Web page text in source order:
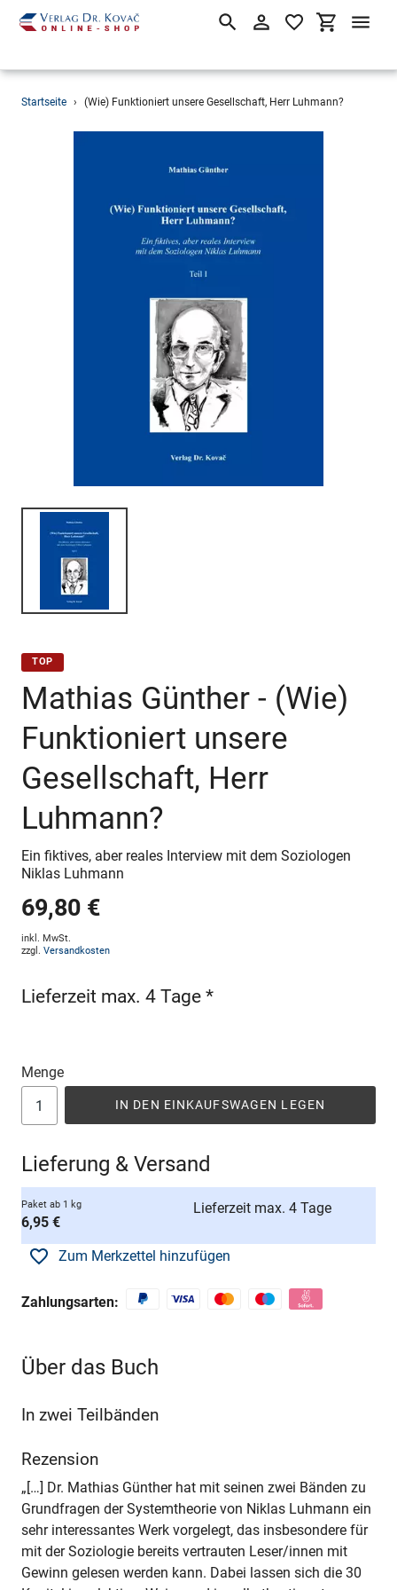
Direkt
SuchenEinloggen
Startseite › (Wie) Funktioniert unsere Gesellschaft, Herr Luhmann?
TOP
Mathias Günther - (Wie)
Funktioniert unsere
Gesellschaft, Herr
Luhmann?
Ein fiktives, aber reales Interview mit dem Soziologen
Niklas Luhmann
69,80 €
inkl. MwSt.
zzgl. Versandkosten
Lieferzeit max. 4 Tage *
Menge
IN DEN EINKAUFSWAGEN LEGEN
Lieferung & Versand
Paket ab 1 kg
6,95 €
Lieferzeit max. 4 Tage
Zum Merkzettel hinzufügen
Zahlungsarten:
Über das Buch
In zwei Teilbänden
Rezension
„[…] Dr. Mathias Günther hat mit seinen zwei Bänden zu
Grundfragen der Systemtheorie von Niklas Luhmann ein
sehr interessantes Werk vorgelegt, das insbesondere für
mit der Soziologie bereits vertrauten Leser/innen mit
Gewinn gelesen werden kann. Dabei lassen sich die 30